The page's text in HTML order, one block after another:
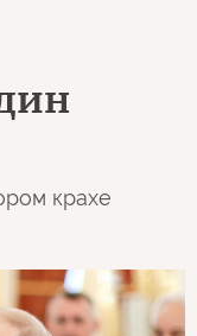
крахе